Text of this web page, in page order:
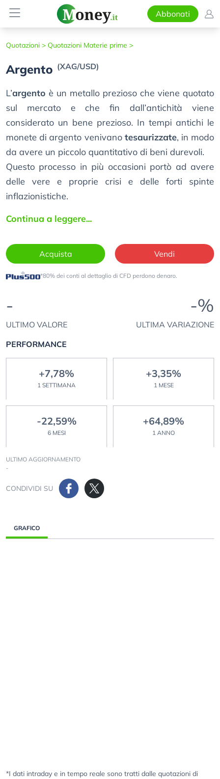
Abbonati
Quotazioni > Quotazioni Materie prime >
Argento (XAG/USD)
L’argento è un metallo prezioso che viene quotato
sul mercato e che fin dall’antichità viene
considerato un bene prezioso. In tempi antichi le
monete di argento venivano tesaurizzate, in modo
da avere un piccolo quantitativo di beni durevoli.
Questo processo in più occasioni portò ad avere
delle vere e proprie crisi e delle forti spinte
inflazionistiche.
Continua a leggere...
Acquista Vendi
*80% dei conti al dettaglio di CFD perdono denaro.
-
ULTIMO VALORE
-%
ULTIMA VARIAZIONE
PERFORMANCE
+7,78%
1 SETTIMANA
+3,35%
1 MESE
-22,59%
6 MESI
+64,89%
1 ANNO
ULTIMO AGGIORNAMENTO
-
CONDIVIDI SU
GRAFICO
*I dati intraday e in tempo reale sono tratti dalle quotazioni di